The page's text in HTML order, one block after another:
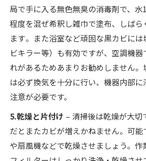
局で手に入る無色無臭の消毒剤で、水
程度を混ぜ希釈し雑巾で塗布、しばら
ます​。また浴室など頑固な黒カビに
ビキラー等）も有効ですが、空調機
れがあるためあまりお勧めしません​
は必ず換気を十分に行い、機器内部に
注意が必要です。
5.乾燥と片付け – 清掃後は乾燥が大切
だとまたカビが増えかねません。可
や扇風機などで乾燥させましょう。作